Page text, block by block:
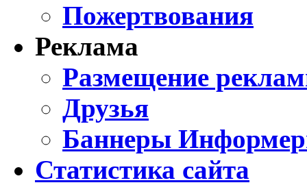
Пожертвования
Реклама
Размещение
Друзья
Баннеры
Статистика сайта